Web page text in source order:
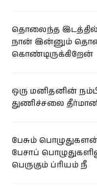
தொலைந்த
நான் இன்னும்
கொண்டிருக்கிறேன்
ஒரு மனிதனின்
துணிச்சலை
பேசும்
பேசாப்
பெருகும் ப்ரியம் நீ